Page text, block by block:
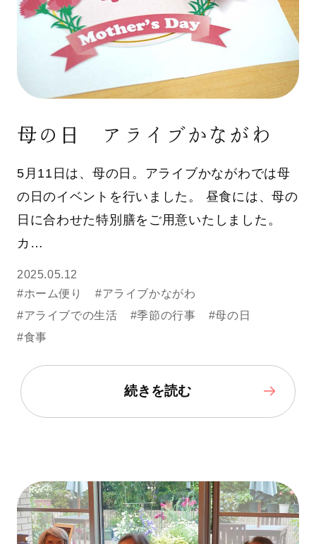
母の日 アライブかながわ
5月11日は、母の日。アライブかながわでは母
の日のイベントを行いました。 昼食には、母の
日に合わせた特別膳をご用意いたしました。
カ…
2025.05.12
#ホーム便り
#アライブかながわ
#アライブでの生活
#季節の行事
#母の日
#食事
続きを読む